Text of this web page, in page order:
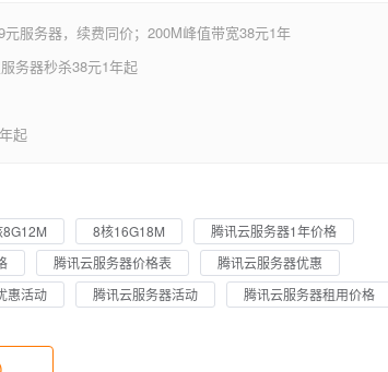
元服务器，续费同价；200M峰值带宽38元1年
务器秒杀38元1年起
起
8核16G18M
腾讯云服务器1年价格
腾讯云服务器价格表
腾讯云服务器优惠
惠活动 腾讯云服务器活动 腾讯云服务器租用价格